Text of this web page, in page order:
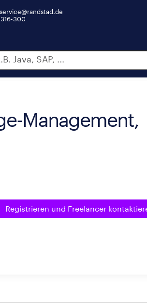
300
Management,
Registrieren und Freelancer